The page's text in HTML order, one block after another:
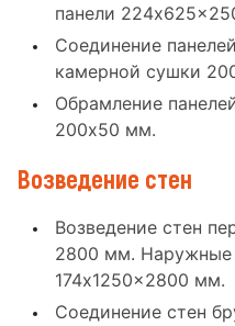
панели
Соединение
камерной сушки
Обрамление
200x50 мм.
Возведение стен
Возведение стен
2800 мм. Наружные
174x1250x2800 мм.
Соединение стен